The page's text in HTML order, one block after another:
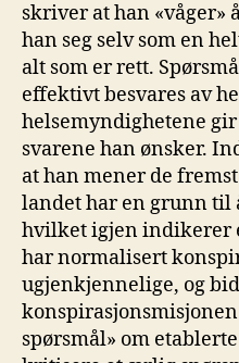
skriver at han «våger»
han seg selv som en
alt som er rett.
effektivt besvares av
helsemyndighetene
svarene han ønsker.
at han mener de
landet har en grunn til
hvilket igjen indikerer
har normalisert
ugjenkjennelige, og
spørsmål» om